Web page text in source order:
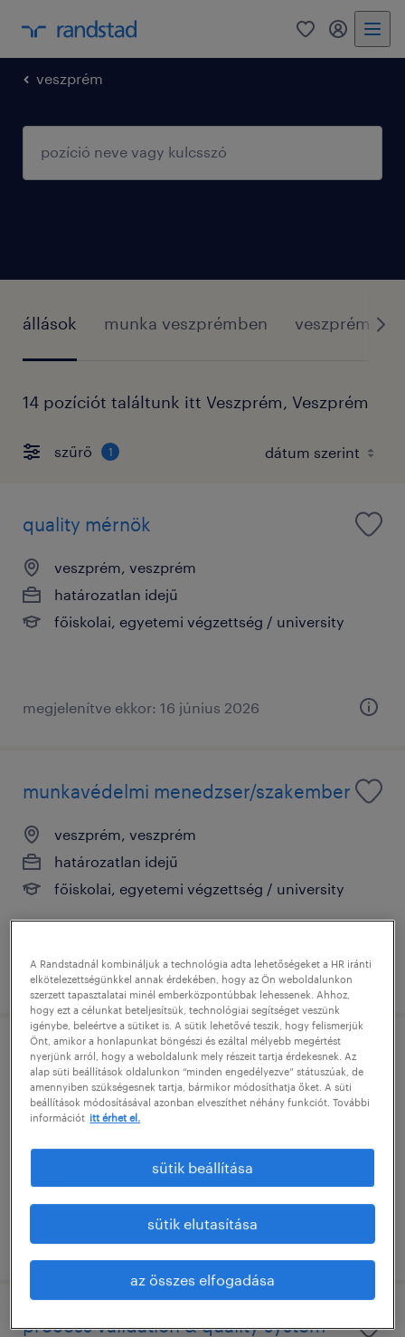
0 fiókom
veszprém
állások munka veszprémben veszprémről
14 pozíciót találtunk itt Veszprém, Veszprém
szűrő 1
quality mérnök
veszprém, veszprém
határozatlan idejű
főiskolai, egyetemi végzettség / university
megjelenítve ekkor: 16 június 2026
munkavédelmi menedzser/szakember
veszprém, veszprém
határozatlan idejű
főiskolai, egyetemi végzettség / university
megjelenítve ekkor: 15 június 2026
lead component engineer
veszprém, veszprém
határozatlan idejű
főiskolai, egyetemi végzettség / university
megjelenítve ekkor: 18 június 2026
process validation & quality system
A Randstadnál kombináljuk a technológia adta lehetőségeket a HR iránti
elkötelezettségünkkel annak érdekében, hogy az Ön weboldalunkon
szerzett tapasztalatai minél emberközpontúbbak lehessenek. Ahhoz,
hogy ezt a célunkat beteljesítsük, technológiai segítséget veszünk
igénybe, beleértve a sütiket is. A sütik lehetővé teszik, hogy felismerjük
Önt, amikor a honlapunkat böngészi és ezáltal mélyebb megértést
nyerjünk arról, hogy a weboldalunk mely részeit tartja érdekesnek. Az
alap süti beállítások oldalunkon “minden engedélyezve” státuszúak, de
amennyiben szükségesnek tartja, bármikor módosíthatja őket. A süti
beállítások módosításával azonban elveszíthet néhány funkciót. További
információt itt érhet el.
sütik beállítása
sütik elutasítása
az összes elfogadása